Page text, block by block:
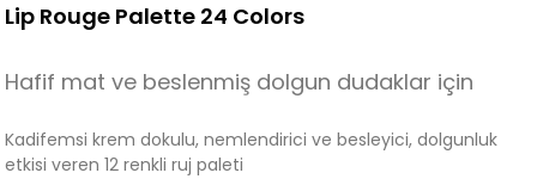
Lip Rouge Palette 24 Colors
Hafif mat ve beslenmiş dolgun dudaklar için
Kadifemsi krem dokulu, nemlendirici ve besleyici, dolgunluk
etkisi veren 12 renkli ruj paleti